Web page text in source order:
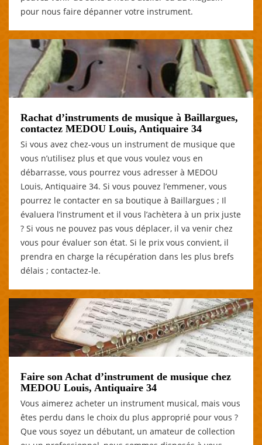
pour nous faire dépanner votre instrument.
Rachat d’instruments de musique à Baillargues,
contactez MEDOU Louis, Antiquaire 34
Si vous avez chez-vous un instrument de musique que
vous n’utilisez plus et que vous voulez vous en
débarrasse, vous pourrez vous adresser à MEDOU
Louis, Antiquaire 34. Si vous pouvez l’emmener, vous
pourrez le contacter en sa boutique à Baillargues ; Il
évaluera l’instrument et il vous l’achètera à un prix juste
? Si vous ne pouvez pas vous déplacer, il va venir chez
vous pour évaluer son état. Si le prix vous convient, il
prendra en charge la récupération dans les plus brefs
délais ; contactez-le.
Faire son Achat d’instrument de musique chez
MEDOU Louis, Antiquaire 34
Vous aimerez acheter un instrument musical, mais vous
êtes perdu dans le choix du plus approprié pour vous ?
Que vous soyez un débutant, un amateur de collection